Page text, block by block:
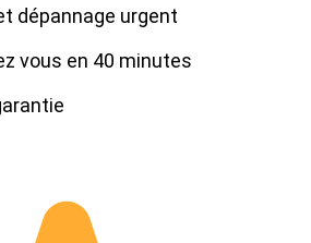
dépannage urgent
vous en 40 minutes